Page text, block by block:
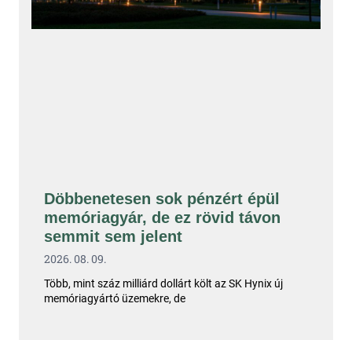
Döbbenetesen sok pénzért épül
memóriagyár, de ez rövid távon
semmit sem jelent
2026. 08. 09.
Több, mint száz milliárd dollárt költ az SK Hynix új
memóriagyártó üzemekre, de